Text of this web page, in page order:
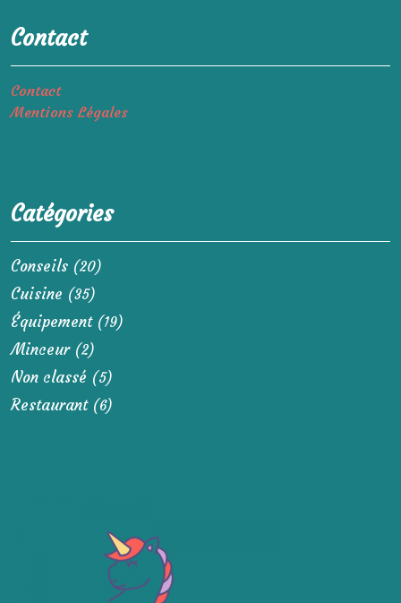
Contact
Contact
Mentions Légales
Catégories
Conseils (20)
Cuisine (35)
Équipement(19)
Minceur(2)
Non classé (5)
Restaurant(6)